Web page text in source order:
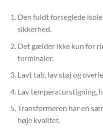
Den fuldt forseglede
sikkerhed.
Det gælder ikke kun for
terminaler.
Lavt tab, lav støj og
Lav temperaturstigning,
Transformeren har en
høje kvalitet.